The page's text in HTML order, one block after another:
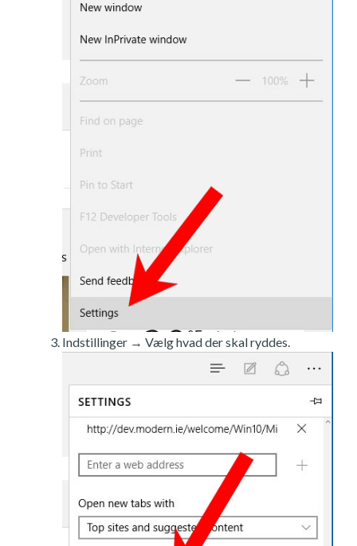
Indstillinger → Vælg hvad der skal ryddes.